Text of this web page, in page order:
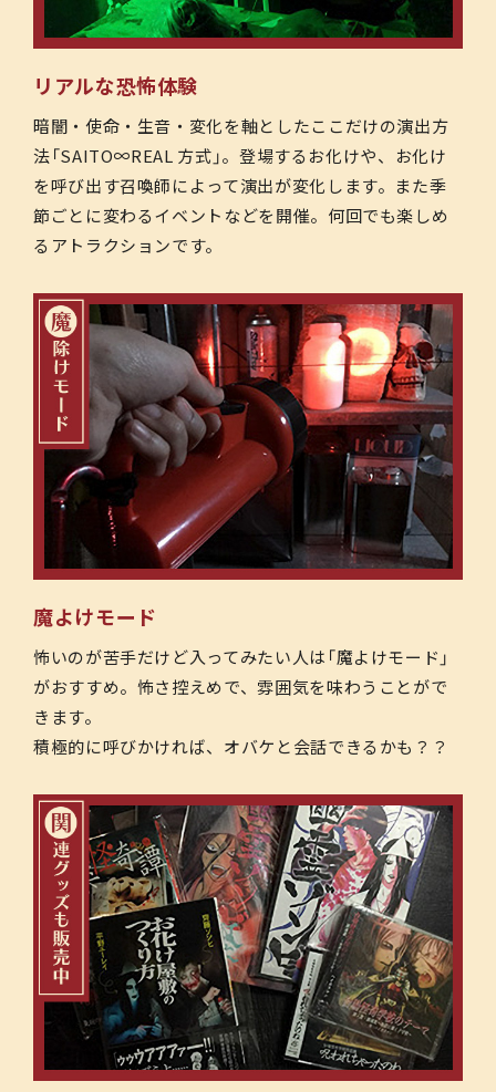
リアルな恐怖体験
暗闇・使命・生音・変化を軸としたここだけの演出方
法「SAITO∞REAL 方式」。登場するお化けや、お化け
を呼び出す召喚師によって演出が変化します。また季
節ごとに変わるイベントなどを開催。何回でも楽しめ
るアトラクションです。
魔よけモード
怖いのが苦手だけど入ってみたい人は「魔よけモード」
がおすすめ。怖さ控えめで、雰囲気を味わうことがで
きます。
積極的に呼びかければ、オバケと会話できるかも？？